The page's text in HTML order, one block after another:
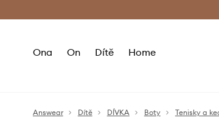
Ona On Dítě Home
Answear Dítě DÍVKA Boty Tenisky a